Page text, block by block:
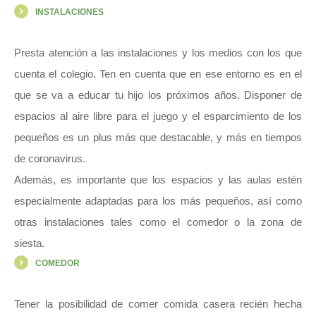
INSTALACIONES
Presta atención a las instalaciones y los medios con los que
cuenta el colegio. Ten en cuenta que en ese entorno es en el
que se va a educar tu hijo los próximos años. Disponer de
espacios al aire libre para el juego y el esparcimiento de los
pequeños es un plus más que destacable, y más en tiempos
de coronavirus.
Además, es importante que los espacios y las aulas estén
especialmente adaptadas para los más pequeños, así como
otras instalaciones tales como el comedor o la zona de
siesta.
COMEDOR
Tener la posibilidad de comer comida casera recién hecha